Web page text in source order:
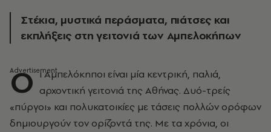
Στέκια, μυστικά περάσματα, πιάτσες και
εκπλήξεις στη γειτονιά των Αμπελοκήπων
Ο ι Αμπελόκηποι είναι μία κεντρική, παλιά,
αρχοντική γειτονιά της Αθήνας. Δυό-τρείς
«πύργοι» και πολυκατοικίες με τάσεις πολλών ορόφων
δημιουργούν τον ορίζοντά της. Με τα χρόνια, οι